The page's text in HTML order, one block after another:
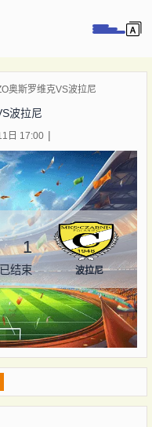
奥斯罗维克VS波拉尼
波拉尼
日 17:00
1
已结束 波拉尼